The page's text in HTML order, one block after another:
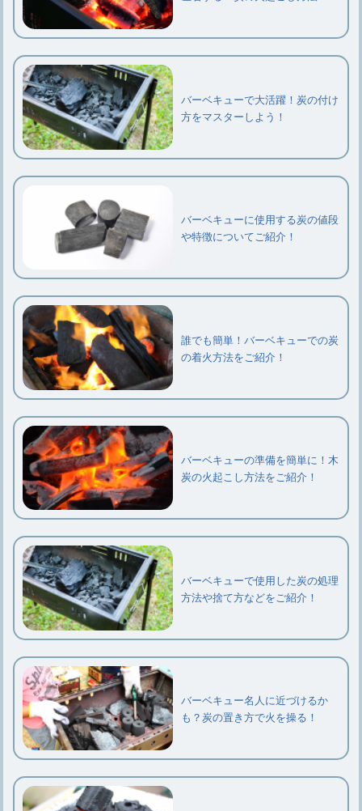
バーベキューで大活躍！炭の付け
方をマスターしよう！
バーベキューに使用する炭の値段
や特徴についてご紹介！
誰でも簡単！バーベキューでの炭
の着火方法をご紹介！
バーベキューの準備を簡単に！木
炭の火起こし方法をご紹介！
バーベキューで使用した炭の処理
方法や捨て方などをご紹介！
バーベキュー名人に近づけるか
も？炭の置き方で火を操る！